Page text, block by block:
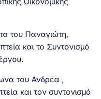
του Παναγιώτη,
και το Συντονισμό
του Ανδρέα ,
και τον συντονισμό